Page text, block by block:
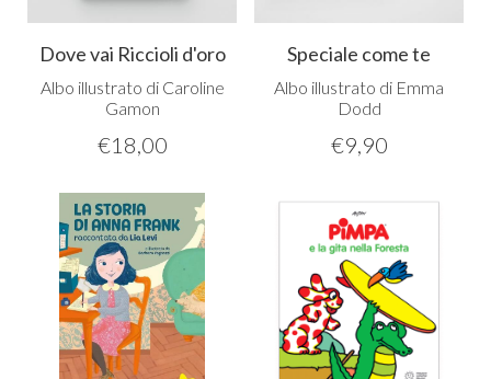
Dove vai Riccioli d'oro
Albo illustrato di Caroline
Gamon
€18,00
Speciale come te
Albo illustrato di Emma
Dodd
€9,90